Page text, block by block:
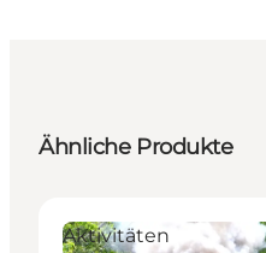
Ähnliche Produkte
Aktivitäten